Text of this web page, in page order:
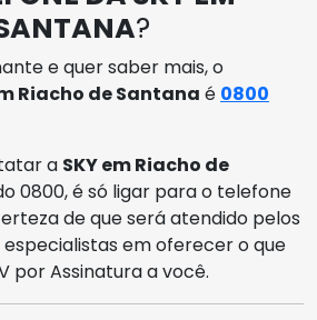
?
e quer saber mais, o
Riacho de Santana é 0800
a SKY em Riacho de
0800, é só ligar para o telefone
de que será atendido pelos
em oferecer o que
por Assinatura a você.